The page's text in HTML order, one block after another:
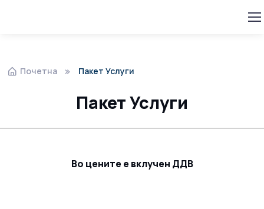
Почетна Пакет Услуги
Пакет Услуги
Во цените е вклучен ДДВ